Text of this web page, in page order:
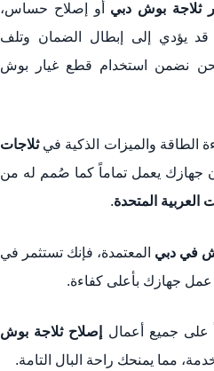
ثلاجة بوش دبي أو إصلاح حساس،
يؤدي إلى إبطال الضمان وتلف
نحن نضمن استخدام قطع غيار بوش
الطاقة والميزات الذكية فيثلاجات
جهازك يعمل تماماً كما صُمم له من
العربية المتحدة.
في دبي المعتمدة، فإنك تستثمر في
عمل جهازك بأعلى كفاءة.
على جميع أعمال
إصلاح ثلاجة بوش
مما يمنحك راحة البال التامة.